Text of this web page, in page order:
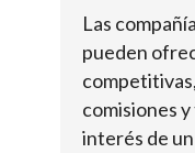
Las
pueden
comisiones
interés de